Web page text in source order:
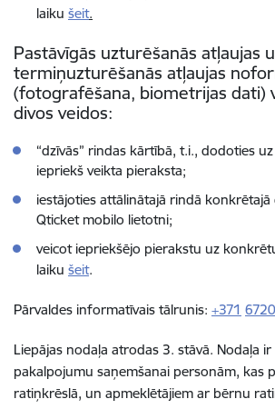
laiku šeit.
Pastāvīgās uzturēšanās atļaujas
termiņuzturēšanās atļaujas
(fotografēšana, biometrijas dati)
divos veidos:
“dzīvās” rindas kārtībā, t.i., dodoties
iepriekš veikta pieraksta;
iestājoties attālinātajā rindā
Qticket mobilo lietotni;
veicot iepriekšējo pierakstu uz
laiku šeit.
Pārvaldes informatīvais tālrunis: +371
Liepājas nodaļa atrodas 3. stāvā. Nodaļa ir
pakalpojumu saņemšanai personām, kas
ratiņkrēslā, un apmeklētājiem ar bērnu